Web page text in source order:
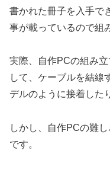
書かれた冊子を入手で
事が載っているので組
実際、自作PCの組み
して、ケーブルを結線
デルのように接着した
しかし、自作PCの難
です。